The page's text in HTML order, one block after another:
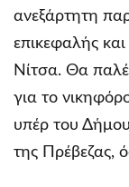
ανεξάρτητη
επικεφαλής
Νίτσα. Θα
για το
υπέρ του
της Πρέβεζας,